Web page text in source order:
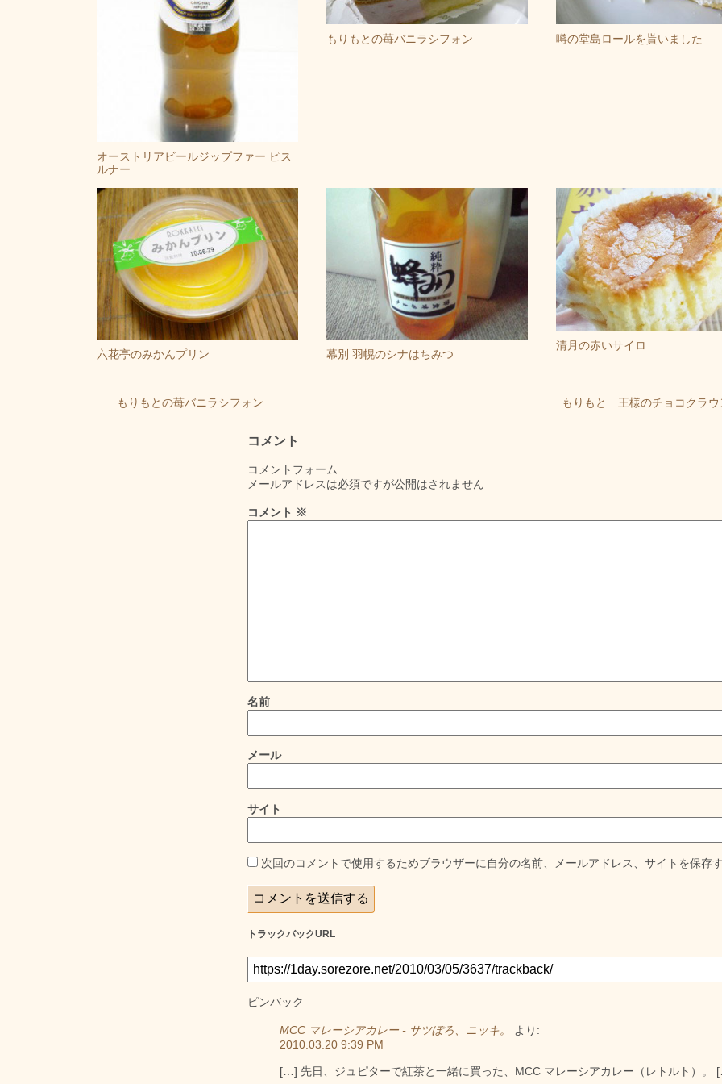
オーストリアビールジップファー ピス
ルナー
もりもとの苺バニラシフォン 噂の堂島ロールを貰いました
六花亭のみかんプリン 幕別 羽幌のシナはちみつ
清月の赤いサイロ
もりもとの苺バニラシフォン もりもと 王様のチョコクラウ
コメント
コメントフォーム
メールアドレスは必須ですが公開はされません
コメント ※
名前
メール
サイト
次回のコメントで使用するためブラウザーに自分の名前、メールアドレス、サイトを保存す
トラックバックURL
ピンバック
MCC マレーシアカレー - サツぽろ、ニッキ。
より:
2010.03.20 9:39 PM
[…] 先日、ジュピターで紅茶と一緒に買った、MCC マレーシアカレー（レトルト）。